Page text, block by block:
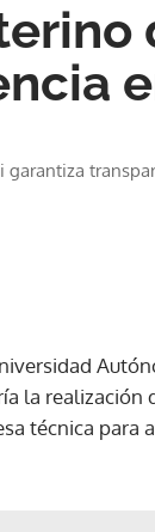
garantiza
la realización
técnica para